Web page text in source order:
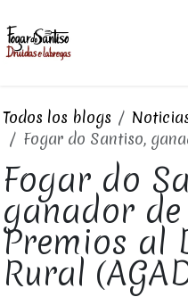
Todos los blogs
Fogar do Santiso, ganador de los
Fogar do
ganador
Premios al
Rural